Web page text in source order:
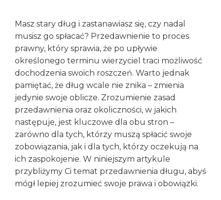
Masz stary dług i zastanawiasz się, czy nadal
musisz go spłacać? Przedawnienie to proces
prawny, który sprawia, że po upływie
określonego terminu wierzyciel traci możliwość
dochodzenia swoich roszczeń. Warto jednak
pamiętać, że dług wcale nie znika – zmienia
jedynie swoje oblicze. Zrozumienie zasad
przedawnienia oraz okoliczności, w jakich
następuje, jest kluczowe dla obu stron –
zarówno dla tych, którzy muszą spłacić swoje
zobowiązania, jak i dla tych, którzy oczekują na
ich zaspokojenie. W niniejszym artykule
przybliżymy Ci temat przedawnienia długu, abyś
mógł lepiej zrozumieć swoje prawa i obowiązki.